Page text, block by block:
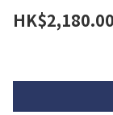
HK$2,180.00